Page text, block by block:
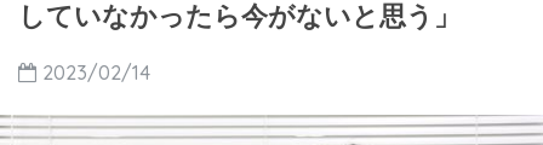
していなかったら今がないと思う」
2023/02/14